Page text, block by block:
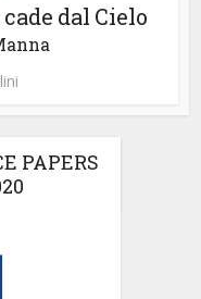
dal Cielo
PAPERS